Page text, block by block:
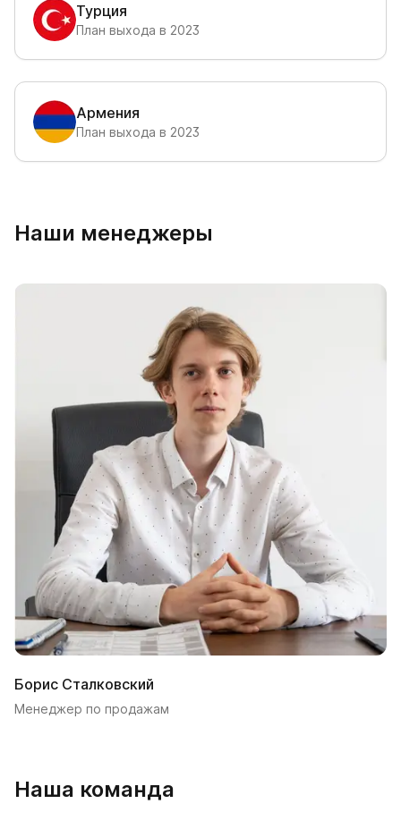
Турция
План выхода в 2023
Армения
План выхода в 2023
Наши менеджеры
Борис Сталковский
Менеджер по продажам
Наша команда